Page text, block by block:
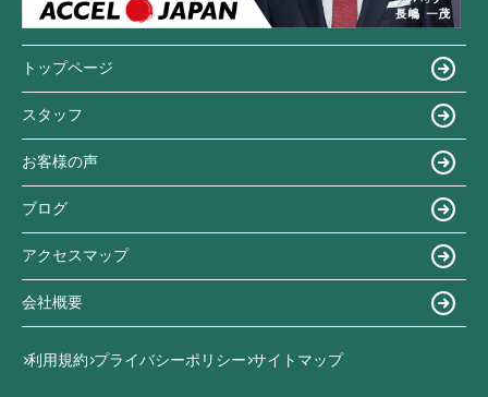
トップページ
スタッフ
お客様の声
ブログ
アクセスマップ
会社概要
利用規約 プライバシーポリシー サイトマップ